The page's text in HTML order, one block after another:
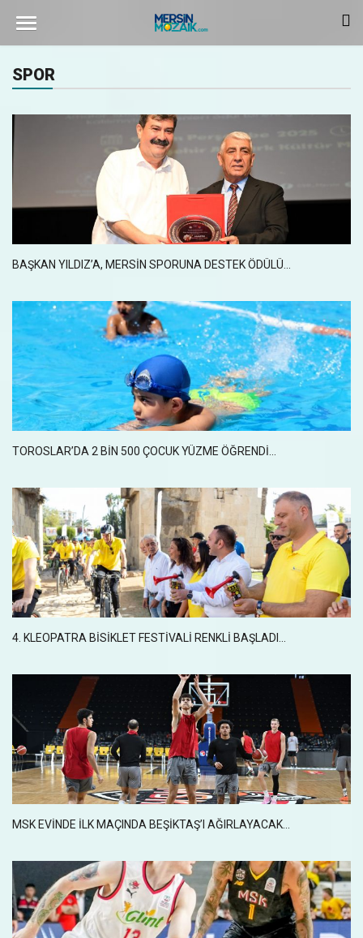
SPOR
BAŞKAN YILDIZ’A, MERSİN SPORUNA DESTEK ÖDÜLÜ...
TOROSLAR’DA 2 BİN 500 ÇOCUK YÜZME ÖĞRENDİ...
4. KLEOPATRA BİSİKLET FESTİVALİ RENKLİ BAŞLADI...
MSK EVİNDE İLK MAÇINDA BEŞİKTAŞ’I AĞIRLAYACAK...